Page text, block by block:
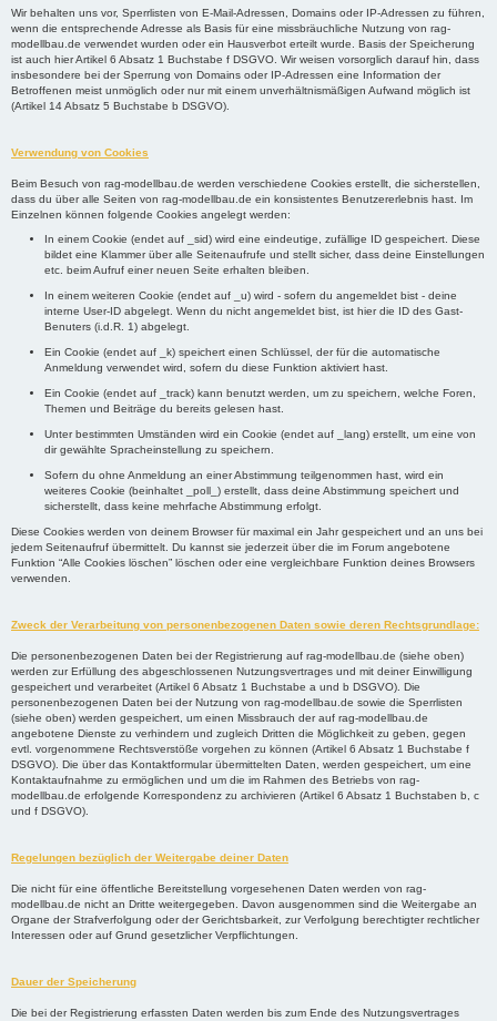
Wir behalten uns vor, Sperrlisten von E-Mail-Adressen, Domains oder IP-Adressen zu führen,
wenn die entsprechende Adresse als Basis für eine missbräuchliche Nutzung von rag-
modellbau.de verwendet wurden oder ein Hausverbot erteilt wurde. Basis der Speicherung
ist auch hier Artikel 6 Absatz 1 Buchstabe f DSGVO. Wir weisen vorsorglich darauf hin, dass
insbesondere bei der Sperrung von Domains oder IP-Adressen eine Information der
Betroffenen meist unmöglich oder nur mit einem unverhältnismäßigen Aufwand möglich ist
(Artikel 14 Absatz 5 Buchstabe b DSGVO).
Verwendung von Cookies
Beim Besuch von rag-modellbau.de werden verschiedene Cookies erstellt, die sicherstellen,
dass du über alle Seiten von rag-modellbau.de ein konsistentes Benutzererlebnis hast. Im
Einzelnen können folgende Cookies angelegt werden:
In einem Cookie (endet auf _sid) wird eine eindeutige, zufällige ID gespeichert. Diese
bildet eine Klammer über alle Seitenaufrufe und stellt sicher, dass deine Einstellungen
etc. beim Aufruf einer neuen Seite erhalten bleiben.
In einem weiteren Cookie (endet auf _u) wird - sofern du angemeldet bist - deine
interne User-ID abgelegt. Wenn du nicht angemeldet bist, ist hier die ID des Gast-
Benuters (i.d.R. 1) abgelegt.
Ein Cookie (endet auf _k) speichert einen Schlüssel, der für die automatische
Anmeldung verwendet wird, sofern du diese Funktion aktiviert hast.
Ein Cookie (endet auf _track) kann benutzt werden, um zu speichern, welche Foren,
Themen und Beiträge du bereits gelesen hast.
Unter bestimmten Umständen wird ein Cookie (endet auf _lang) erstellt, um eine von
dir gewählte Spracheinstellung zu speichern.
Sofern du ohne Anmeldung an einer Abstimmung teilgenommen hast, wird ein
weiteres Cookie (beinhaltet _poll_) erstellt, dass deine Abstimmung speichert und
sicherstellt, dass keine mehrfache Abstimmung erfolgt.
Diese Cookies werden von deinem Browser für maximal ein Jahr gespeichert und an uns bei
jedem Seitenaufruf übermittelt. Du kannst sie jederzeit über die im Forum angebotene
Funktion “Alle Cookies löschen” löschen oder eine vergleichbare Funktion deines Browsers
verwenden.
Zweck der Verarbeitung von personenbezogenen Daten sowie deren Rechtsgrundlage:
Die personenbezogenen Daten bei der Registrierung auf rag-modellbau.de (siehe oben)
werden zur Erfüllung des abgeschlossenen Nutzungsvertrages und mit deiner Einwilligung
gespeichert und verarbeitet (Artikel 6 Absatz 1 Buchstabe a und b DSGVO). Die
personenbezogenen Daten bei der Nutzung von rag-modellbau.de sowie die Sperrlisten
(siehe oben) werden gespeichert, um einen Missbrauch der auf rag-modellbau.de
angebotene Dienste zu verhindern und zugleich Dritten die Möglichkeit zu geben, gegen
evtl. vorgenommene Rechtsverstöße vorgehen zu können (Artikel 6 Absatz 1 Buchstabe f
DSGVO). Die über das Kontaktformular übermittelten Daten, werden gespeichert, um eine
Kontaktaufnahme zu ermöglichen und um die im Rahmen des Betriebs von rag-
modellbau.de erfolgende Korrespondenz zu archivieren (Artikel 6 Absatz 1 Buchstaben b, c
und f DSGVO).
Regelungen bezüglich der Weitergabe deiner Daten
Die nicht für eine öffentliche Bereitstellung vorgesehenen Daten werden von rag-
modellbau.de nicht an Dritte weitergegeben. Davon ausgenommen sind die Weitergabe an
Organe der Strafverfolgung oder der Gerichtsbarkeit, zur Verfolgung berechtigter rechtlicher
Interessen oder auf Grund gesetzlicher Verpflichtungen.
Dauer der Speicherung
Die bei der Registrierung erfassten Daten werden bis zum Ende des Nutzungsvertrages